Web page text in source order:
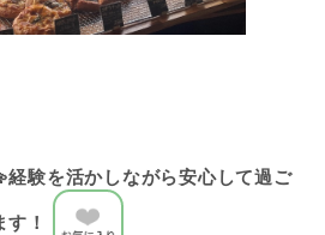
経験を活かしながら安心して過ご
す！